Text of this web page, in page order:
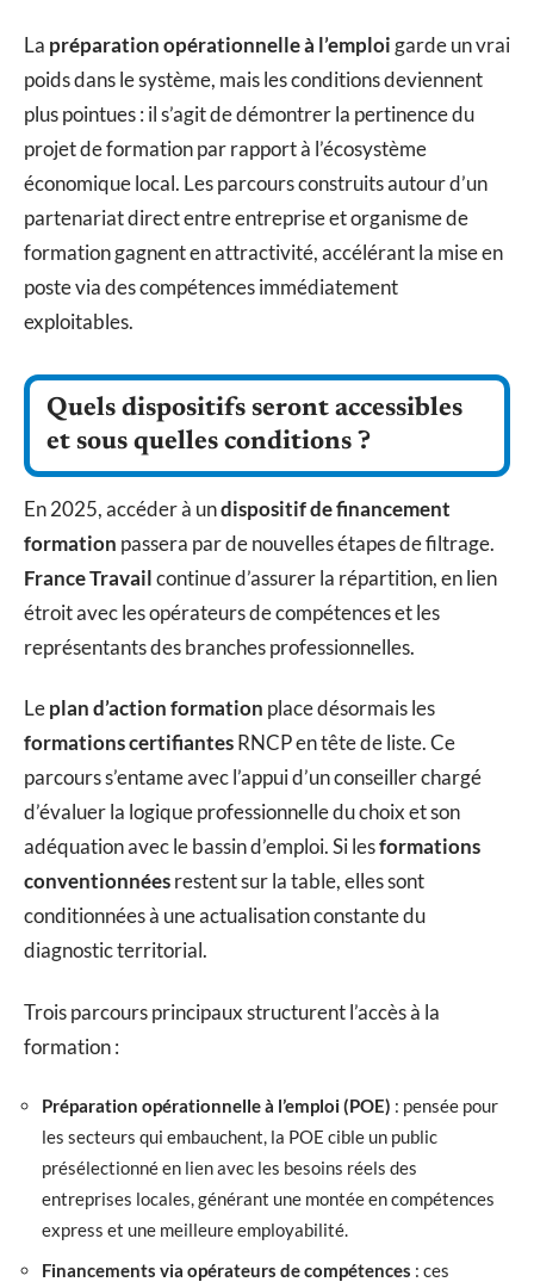
La préparation opérationnelle à l’emploi garde un vrai
poids dans le système, mais les conditions deviennent
plus pointues : il s’agit de démontrer la pertinence du
projet de formation par rapport à l’écosystème
économique local. Les parcours construits autour d’un
partenariat direct entre entreprise et organisme de
formation gagnent en attractivité, accélérant la mise en
poste via des compétences immédiatement
exploitables.
Quels dispositifs seront accessibles
et sous quelles conditions ?
En 2025, accéder à undispositif de financement
formation passera par de nouvelles étapes de filtrage.
France Travailcontinue d’assurer la répartition, en lien
étroit avec les opérateurs de compétences et les
représentants des branches professionnelles.
Leplan d’action formation place désormais les
formations certifiantesRNCP en tête de liste. Ce
parcours s’entame avec l’appui d’un conseiller chargé
d’évaluer la logique professionnelle du choix et son
adéquation avec le bassin d’emploi. Si lesformations
conventionnéesrestent sur la table, elles sont
conditionnées à une actualisation constante du
diagnostic territorial.
Trois parcours principaux structurent l’accès à la
formation :
Préparation opérationnelle à l’emploi (POE) : pensée pour
les secteurs qui embauchent, la POE cible un public
présélectionné en lien avec les besoins réels des
entreprises locales, générant une montée en compétences
express et une meilleure employabilité.
Financements via opérateurs de compétences : ces